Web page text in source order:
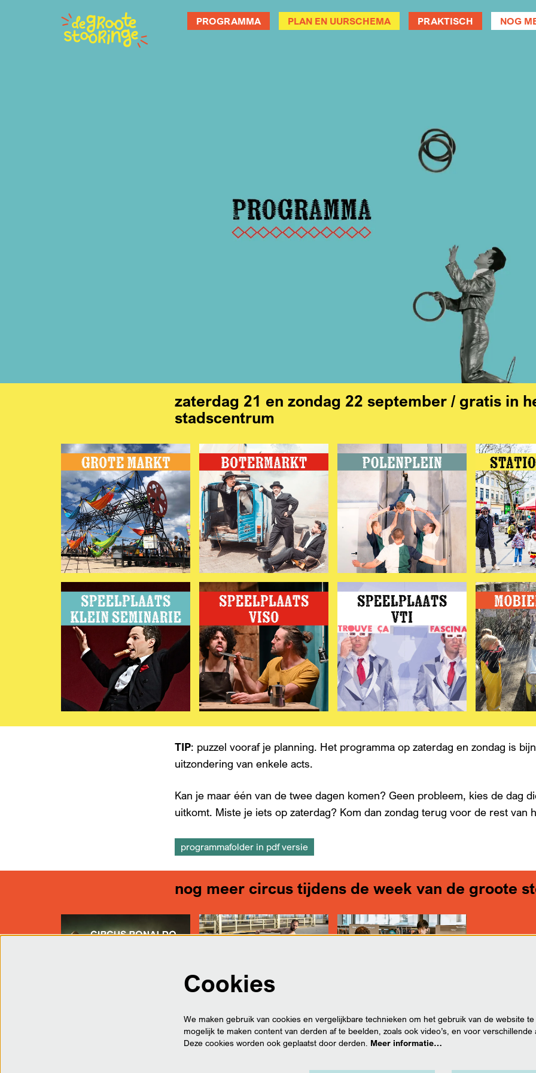
PROGRAMMA PLAN EN UURSCHEMA PRAKTISCH NOG
zaterdag 21 en zondag 22 september / gratis in
stadscentrum
TIP: puzzel vooraf je planning. Het programma op zaterdag en zondag is
uitzondering van enkele acts.
Kan je maar één van de twee dagen komen? Geen probleem, kies de dag
uitkomt. Miste je iets op zaterdag? Kom dan zondag terug voor de rest van
programmafolder in pdf versie
nog meer circus tijdens de week van de groote
Cookies
We maken gebruik van cookies en vergelijkbare technieken om het gebruik van de website
mogelijk te maken content van derden af te beelden, zoals ook video’s, en voor
Deze cookies worden ook geplaatst door derden. Meer informatie…